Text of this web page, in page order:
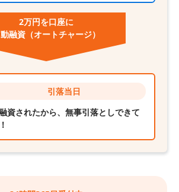
2万円を口座に
融資（オートチャージ）
引落当日
資されたから、無事引落としできて